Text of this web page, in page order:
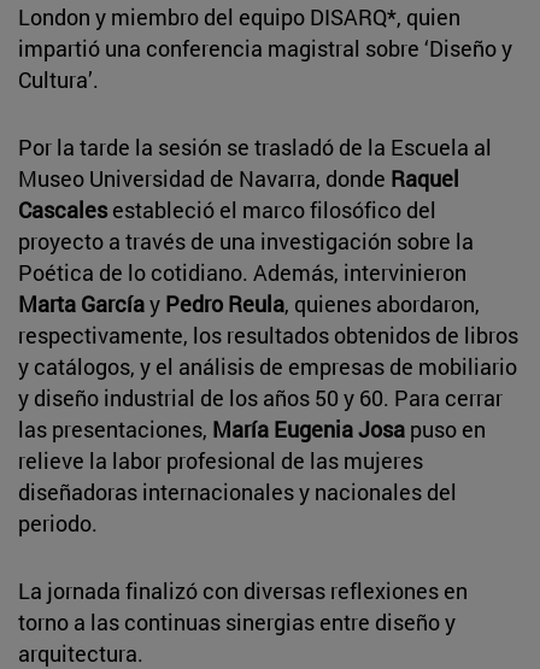
London y miembro del equipo DISARQ*, quien
impartió una conferencia magistral sobre ‘Diseño y
Cultura’.
Por la tarde la sesión se trasladó de la Escuela al
Museo Universidad de Navarra, donde Raquel
Cascalesestableció el marco filosófico del
proyecto a través de una investigación sobre la
Poética de lo cotidiano. Además, intervinieron
Marta Garcíay Pedro Reula, quienes abordaron,
respectivamente, los resultados obtenidos de libros
y catálogos, y el análisis de empresas de mobiliario
y diseño industrial de los años 50 y 60. Para cerrar
las presentaciones, María Eugenia Josa puso en
relieve la labor profesional de las mujeres
diseñadoras internacionales y nacionales del
periodo.
La jornada finalizó con diversas reflexiones en
torno a las continuas sinergias entre diseño y
arquitectura.